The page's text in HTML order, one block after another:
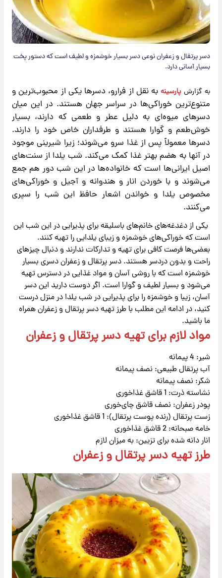
دسر پرتقال و زعفران نوعی دسر بسیار خوشمزه و لطیف است که دستور پخت
بسیار آسانی دارد.
به گزارشپارسینه به نقل از فرارو، دسرها یکی از محبوب‌ترین و
متنوع‌ترین خوراکی‌ها در سراسر جهان هستند. در این میان
دسرهای میوه‌ای به دلیل عطر و طعمی که دارند، بسیار
خوش‌طعم و گوارا هستند و طرفداران خاص خود را دارند.
دسرها معمولاً پس از غذا سرو می‌شوند؛ زیرا شیرینی موجود
در آنها به هضم بهتر غذا کمک می‌کند. شب یلدا از سنت‌های
اصیل ایرانی‌ها است که خانواده‌ها در این شب دور هم جمع
می‌شوند و با خوردن انار و هندوانه و آجیل و خوراکی‌های
مخصوص یلدا و خواندن اشعار حافظ این شب را سپری
می‌کنند.
یکی از دغدغه‌های خانم‌های باسلیقه برای پذیرایی در این شب این
است که خوراکی‌های خوشمزه و زیبای یلدایی را تهیه کنند.
بعضی‌ها فرصت کافی برای تهیه و تدارکات ندارند و دنبال چیزهای
راحت و بدون دردسر هستند. دسر پرتقال و زعفران دسری بسیار
خوشمزه است که با روشی آسان و مواد غذایی در دسترس تهیه
می‌شود و بسیار لطیف و گوارا است. اگر دوست دارید این دسر
آسان، زیبا و خوشمزه را برای پذیرایی در شب یلدا در منزل درست
کنید، در ادامه این مطلب با طرز تهیه دسر پرتقال و زعفران همراه
ما باشید.
مواد لازم برای تهیه دسر پرتقال و زعفران
شیر: 4 پیمانه
آب پرتقال طبیعی: نصف پیمانه
شکر: نصف پیمانه
نشاسته ذرت: 1 قاشق غذاخوری
پودر زعفران: نصف قاشق چای‌خوری
زست پرتقال (رنده پوست پرتقال): 1 قاشق غذاخوری
خامه صبحانه: 2 قاشق غذاخوری
انار دانه شده برای تزیین: به میزان لازم
طرز تهیه دسر پرتقال و زعفران